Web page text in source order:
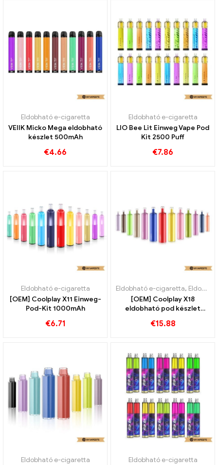
Eldobható e-cigaretta
VEIIK Micko Mega eldobható
készlet 500mAh
€4.66
Eldobható e-cigaretta
LIO Bee Lit Einweg Vape Pod
Kit 2500 Puff
€7.86
Eldobható e-cigaretta
[OEM] Coolplay X11 Einweg-
Pod-Kit 1000mAh
€6.71
Eldobható e-cigaretta, Eldobható e-cigaretta Svédország
[OEM] Coolplay X18
eldobható pod készlet
€15.88
Eldobható e-cigaretta
Eldobható e-cigaretta